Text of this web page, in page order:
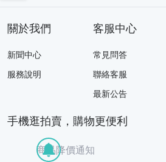
關於我們
新聞中心
服務說明
客服中心
常見問答
聯絡客服
最新公告
手機逛拍賣，購物更便利
商品降價通知